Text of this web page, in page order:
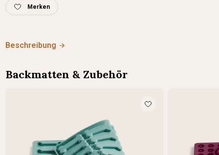
Merken
Beschreibung
Backmatten & Zubehör